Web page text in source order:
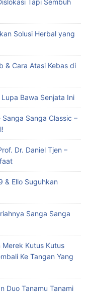
Tapi Sembuh
Solusi Herbal yang
& Cara Atasi Kebas di
Bawa Senjata Ini
Sanga Classic –
Dr. Daniel Tjen –
& Ello Suguhkan
Sanga Sanga
Kutus Kutus
Ke Tangan Yang
Duo Tanamu Tanami